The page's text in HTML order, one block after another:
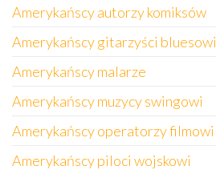
Amerykańscy autorzy komiksów
Amerykańscy gitarzyści bluesowi
Amerykańscy malarze
Amerykańscy muzycy swingowi
Amerykańscy operatorzy filmowi
Amerykańscy piloci wojskowi